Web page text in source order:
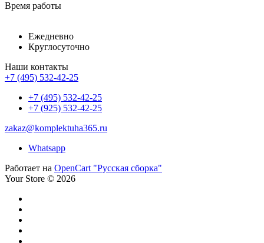
Время работы
Ежедневно
Круглосуточно
Наши контакты
+7 (495) 532-42-25
+7 (495) 532-42-25
+7 (925) 532-42-25
zakaz@komplektuha365.ru
Whatsapp
Работает на OpenCart "Русская сборка"
Your Store © 2026